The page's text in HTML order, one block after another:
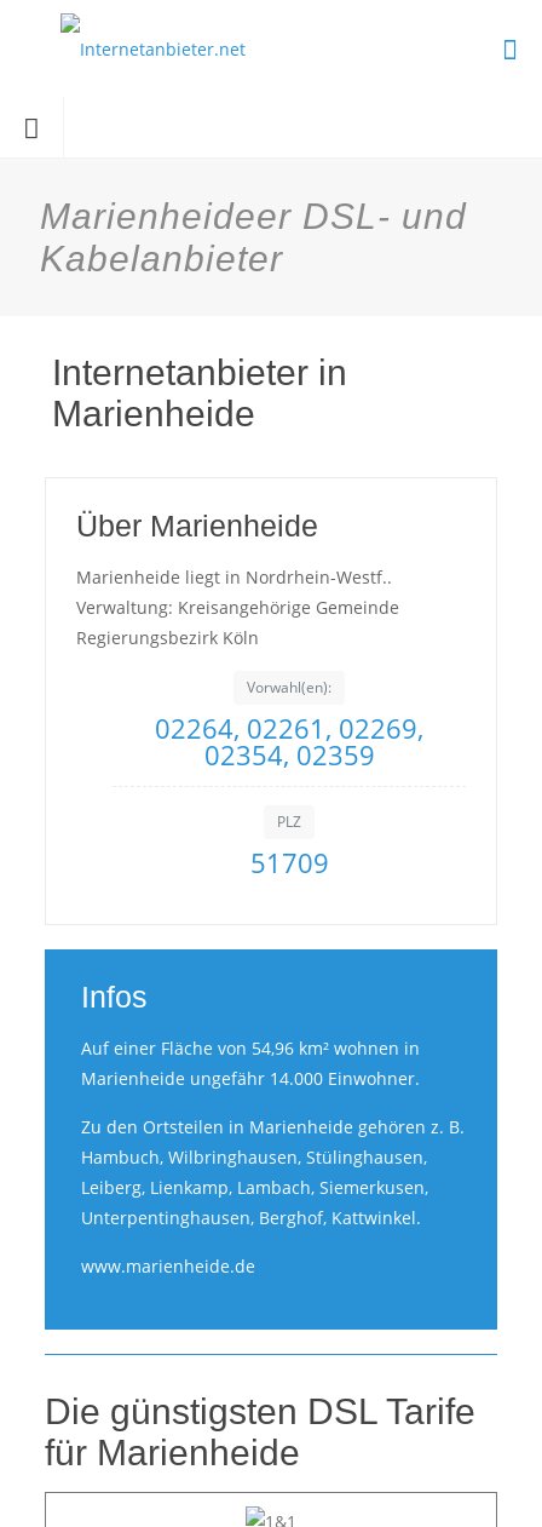
Marienheideer DSL- und
Kabelanbieter
Internetanbieter in
Marienheide
Über Marienheide
Marienheide liegt in Nordrhein-Westf..
Verwaltung: Kreisangehörige Gemeinde
Regierungsbezirk Köln
Vorwahl(en):
02264, 02261, 02269,
02354, 02359
PLZ
51709
Infos
Auf einer Fläche von 54,96 km² wohnen in
Marienheide ungefähr 14.000 Einwohner.
Zu den Ortsteilen in Marienheide gehören z. B.
Hambuch, Wilbringhausen, Stülinghausen,
Leiberg, Lienkamp, Lambach, Siemerkusen,
Unterpentinghausen, Berghof, Kattwinkel.
www.marienheide.de
Die günstigsten DSL Tarife
für Marienheide